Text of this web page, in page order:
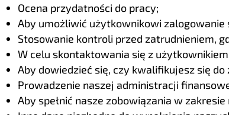
Ocena przydatności do pracy;
Aby umożliwić użytkownikowi zalogowanie
Stosowanie kontroli przed zatrudnieniem,
W celu skontaktowania się z
Aby dowiedzieć się, czy kwalifikujesz się do
Prowadzenie naszej administracji
Aby spełnić nasze zobowiązania w